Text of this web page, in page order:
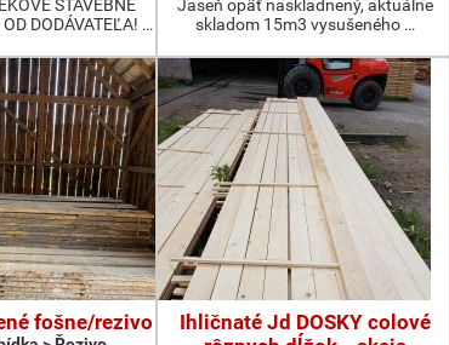
STAVEBNÉ
DODÁVATEĽA! …
Jaseň opäť naskladnený, aktuálne
skladom 15m3 vysušeného …
fošne/rezivo
Ihličnaté Jd DOSKY colové